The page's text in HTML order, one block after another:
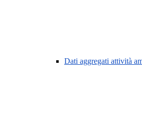
Dati aggregati attività